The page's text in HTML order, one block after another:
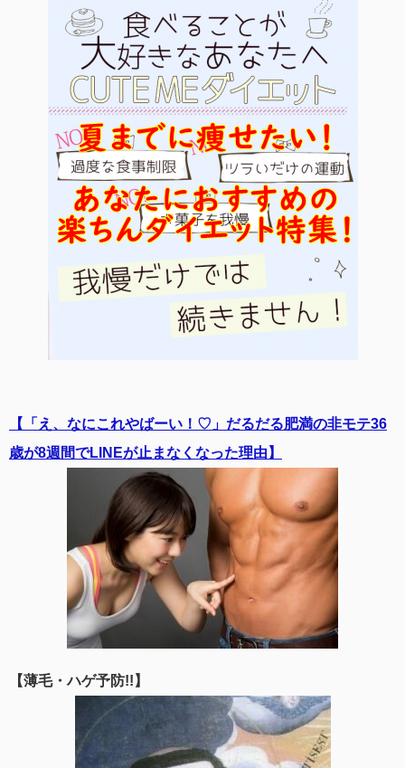
【「え、なにこれやばーい！♡」だるだる肥満の非モテ36
歳が8週間でLINEが止まなくなった理由】
【薄毛・ハゲ予防!!】